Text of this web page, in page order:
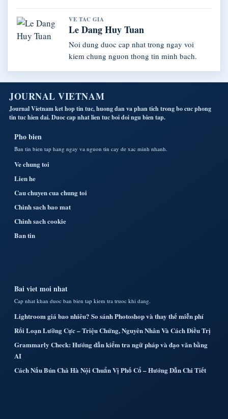
VE TAC GIA
Le Dang Huy Tuan
Noi dung duoc cap nhat trong ngay voi
kiem chung nguon thong tin minh bach.
JOURNAL VIETNAM
Journal Vietnam ket hop tin tuc, huong dan va phan tich trong bo cuc phong
tin tuc hien dai. Duoc cap nhat lien tuc boi doi ngu bien tap.
Pho bien
Ban tin bien tap hang ngay va nguon tin cay de xac minh nhanh.
Ve chung toi
Lien he
Cau chuyen cua chung toi
Chinh sach bao mat
Chinh sach cookie
Ban tin
Bai viet moi nhat
Cap nhat khan duoc ban bien tap kiem tra truoc khi dang.
Lightroom giá bao nhiêu? So sánh Photoshop và thay thế miễn phí
Rối Loạn Lưỡng Cực – Triệu Chứng, Nguyên Nhân Và Cách Điều Trị
Grammarly Check: Hướng dẫn kiểm tra ngữ pháp và đạo văn bằng
AI
Cách Nấu Bún Chả Hà Nội Chuẩn Vị Phố Cổ – Hướng Dẫn Chi Tiết